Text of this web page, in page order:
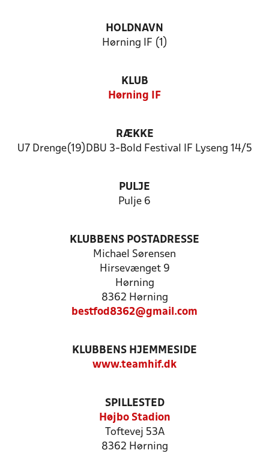
HOLDNAVN
Hørning IF (1)
KLUB
Hørning IF
RÆKKE
U7 Drenge(19)DBU 3-Bold Festival IF Lyseng 14/5
PULJE
Pulje 6
KLUBBENS POSTADRESSE
Michael Sørensen
Hirsevænget 9
Hørning
8362 Hørning
bestfod8362@gmail.com
KLUBBENS HJEMMESIDE
www.teamhif.dk
SPILLESTED
Højbo Stadion
Toftevej 53A
8362 Hørning